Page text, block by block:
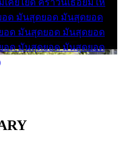
อด มันสุดยอด มันสุดยอด
ด มันสุดยอด มันสุดยอด
ด มันสุดยอด มันสุดยอด